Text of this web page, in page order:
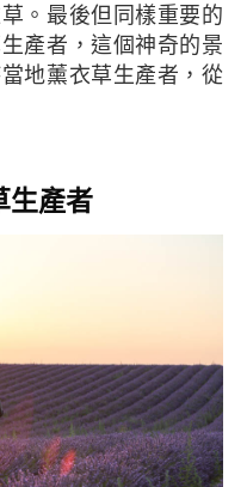
。最後但同樣重要的
產者，這個神奇的景
地薰衣草生產者，從
生產者